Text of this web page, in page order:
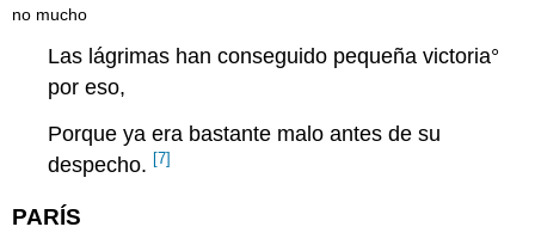
no mucho
Las lágrimas han conseguido pequeña victoria°
por eso,
Porque ya era bastante malo antes de su
despecho. [7]
PARÍS